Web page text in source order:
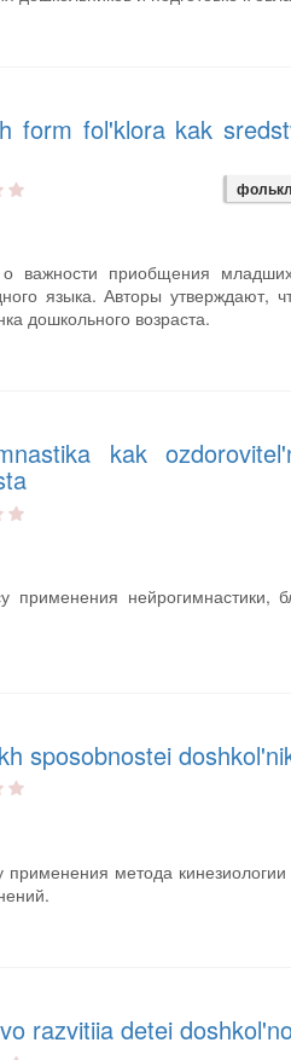
form fol'klora kak
о важности приобщения
языка. Авторы
дошкольного возраста.
kak
применения нейрогимнастики,
sposobnostei
применения метода
razvitiia detei